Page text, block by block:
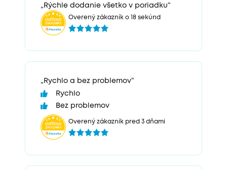
„Rýchle dodanie všetko v poriadku“
Overený zákazník o 18 sekúnd
„Rychlo a bez problemov“
Rychlo
Bez problemov
Overený zákazník pred 3 dňami